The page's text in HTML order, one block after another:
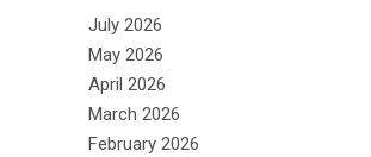
July 2026
May 2026
April 2026
March 2026
February 2026